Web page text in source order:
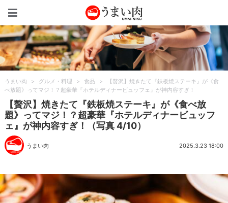
うまい肉 > グルメ・料理 > 食品 >
【贅沢】焼きたて『鉄板焼ステーキ』が《食
べ放題》ってマジ！？超豪華『ホテルディナービュッフェ』が神内容すぎ！
【贅沢】焼きたて『鉄板焼ステーキ』が《食べ放
題》ってマジ！？超豪華『ホテルディナービュッフ
ェ』が神内容すぎ！（写真 4/10）
うまい肉 2025.3.23 18:00